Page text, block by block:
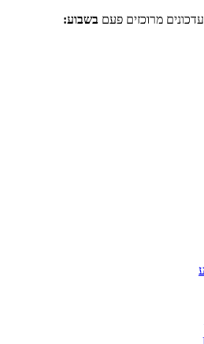
מרוכזים פעם בשבוע: